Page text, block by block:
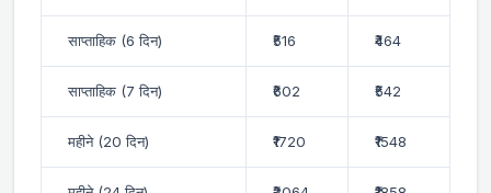
साप्ताहिक (6 दिन) ₹516 ₹464
साप्ताहिक (7 दिन) ₹602 ₹542
महीने (20 दिन) ₹1720 ₹1548